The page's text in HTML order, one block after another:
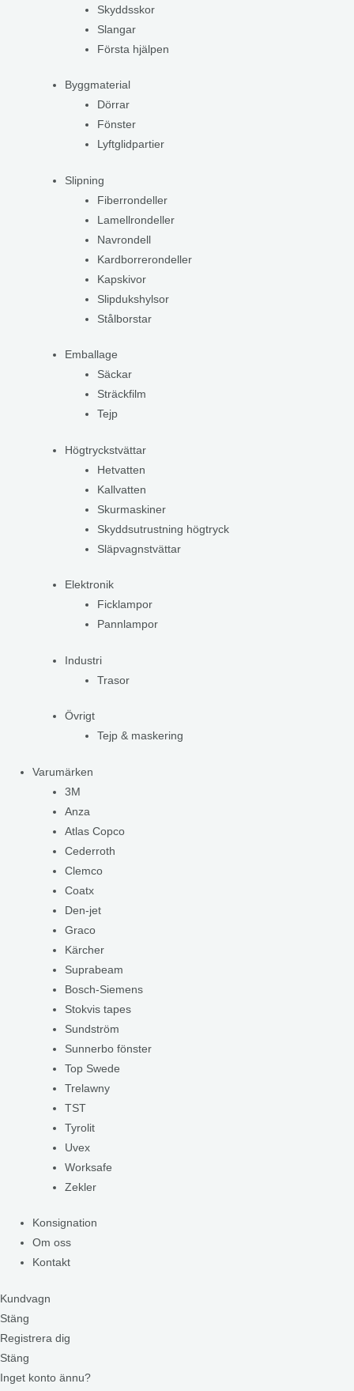
Skyddsskor
Slangar
Första hjälpen
Byggmaterial
Dörrar
Fönster
Lyftglidpartier
Slipning
Fiberrondeller
Lamellrondeller
Navrondell
Kardborrerondeller
Kapskivor
Slipdukshylsor
Stålborstar
Emballage
Säckar
Sträckfilm
Tejp
Högtryckstvättar
Hetvatten
Kallvatten
Skurmaskiner
Skyddsutrustning högtryck
Släpvagnstvättar
Elektronik
Ficklampor
Pannlampor
Industri
Trasor
Övrigt
Tejp & maskering
Varumärken
3M
Anza
Atlas Copco
Cederroth
Clemco
Coatx
Den-jet
Graco
Kärcher
Suprabeam
Bosch-Siemens
Stokvis tapes
Sundström
Sunnerbo fönster
Top Swede
Trelawny
TST
Tyrolit
Uvex
Worksafe
Zekler
Konsignation
Om oss
Kontakt
Kundvagn
Stäng
Registrera dig
Stäng
Inget konto ännu?